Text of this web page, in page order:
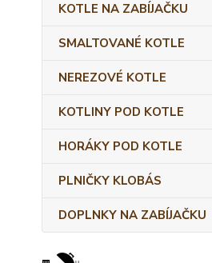
KOTLE NA ZABÍJAČKU
SMALTOVANÉ KOTLE
NEREZOVÉ KOTLE
KOTLINY POD KOTLE
HORÁKY POD KOTLE
PLNIČKY KLOBÁS
DOPLNKY NA ZABÍJAČKU